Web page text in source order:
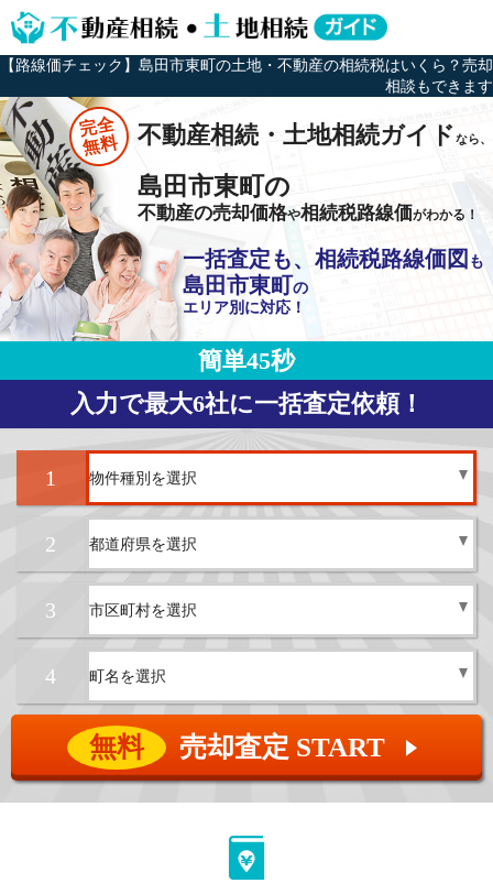
【路線価チェック】島田市東町の土地・不動産の相続税はいくら？売却
相談もできます
完全
無料 不動産相続・土地相続ガイドなら、
島田市東町の
不動産の売却価格や相続税路線価がわかる！
一括査定も、相続税路線価図 も
島田市東町の
エリア別に対応！
簡単45秒
入力で最大6社に一括査定依頼！
1
2
3
4
無料 売却査定 START ▲